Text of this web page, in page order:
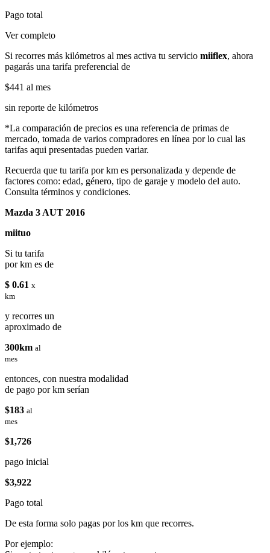
Pago total
Ver completo
Si recorres más kilómetros al mes activa tu servicio miiflex, ahora
pagarás una tarifa preferencial de
$441 al mes
sin reporte de kilómetros
*La comparación de precios es una referencia de primas de
mercado, tomada de varios compradores en línea por lo cual las
tarifas aqui presentadas pueden variar.
Recuerda que tu tarifa por km es personalizada y depende de
factores como: edad, género, tipo de garaje y modelo del auto.
Consulta términos y condiciones.
Mazda 3 AUT 2016
miituo
Si tu tarifa
por km es de
$ 0.61 x
km
y recorres un
aproximado de
300km al
mes
entonces, con nuestra modalidad
de pago por km serían
$183 al
mes
$1,726
pago inicial
$3,922
Pago total
De esta forma solo pagas por los km que recorres.
Por ejemplo: